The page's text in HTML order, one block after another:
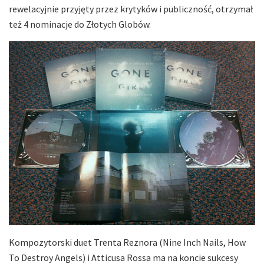
rewelacyjnie przyjęty przez krytyków i publiczność, otrzymał
też 4 nominacje do Złotych Globów.
Kompozytorski duet Trenta Reznora (Nine Inch Nails, How
To Destroy Angels) i Atticusa Rossa ma na koncie sukcesy